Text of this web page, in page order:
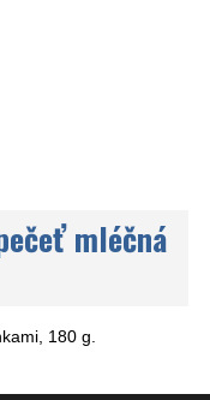
mléčná
180 g.